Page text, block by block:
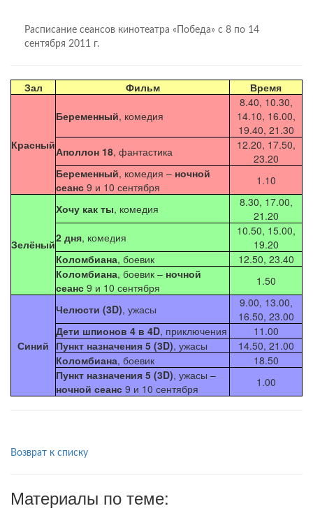
Расписание сеансов кинотеатра «Победа» с 8 по 14
сентября 2011 г.
Зал Фильм Время
Красный
Беременный, комедия
8.40, 10.30,
14.10, 16.00,
19.40, 21.30
Аполлон 18, фантастика
12.20, 17.50,
23.20
Беременный, комедия – ночной
сеанс 9 и 10 сентября 1.10
Зелёный
Хочу как ты, комедия
8.30, 17.00,
21.20
2 дня, комедия
10.50, 15.00,
19.20
Коломбиана, боевик
12.50, 23.40
Коломбиана, боевик – ночной
сеанс 9 и 10 сентября 1.50
Синий
Челюсти (3D), ужасы
9.00, 13.00,
16.50, 23.00
Дети шпионов 4 в 4D, приключения
11.00
Пункт назначения 5 (3D), ужасы
14.50, 21.00
Коломбиана, боевик
18.50
Пункт назначения 5 (3D), ужасы –
ночной сеанс 9 и 10 сентября 1.00
Возврат к списку
Материалы по теме: